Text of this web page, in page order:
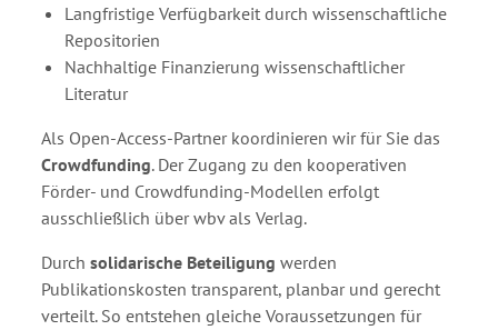
Langfristige Verfügbarkeit durch wissenschaftliche
Repositorien
Nachhaltige Finanzierung wissenschaftlicher
Literatur
Als Open-Access-Partner koordinieren wir für Sie das
Crowdfunding. Der Zugang zu den kooperativen
Förder- und Crowdfunding-Modellen erfolgt
ausschließlich über wbv als Verlag.
Durch solidarische Beteiligung werden
Publikationskosten transparent, planbar und gerecht
verteilt. So entstehen gleiche Voraussetzungen für